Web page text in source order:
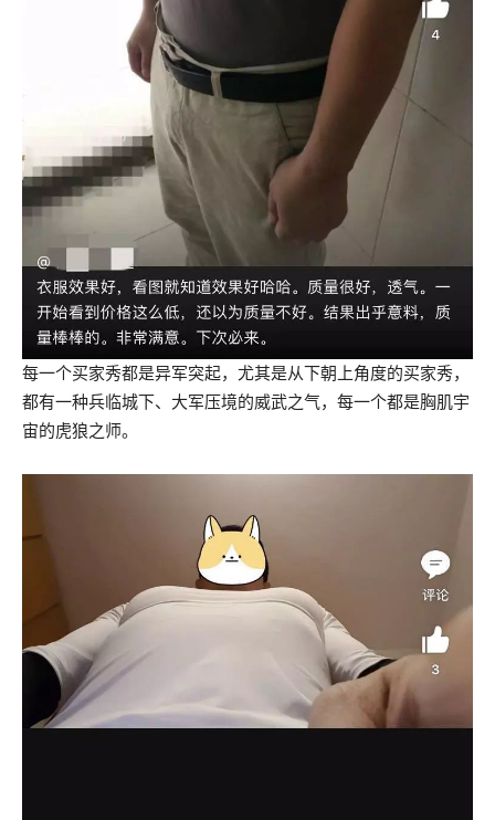
每一个买家秀都是异军突起，尤其是从下朝上角度的买家秀，
都有一种兵临城下、大军压境的威武之气，每一个都是胸肌宇
宙的虎狼之师。